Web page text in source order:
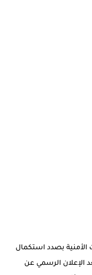
بصدد استكمال
الإعلان الرسمي عن